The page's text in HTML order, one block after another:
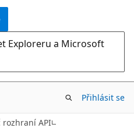
Exploreru a Microsoft
Přihlásit se
rozhraní API